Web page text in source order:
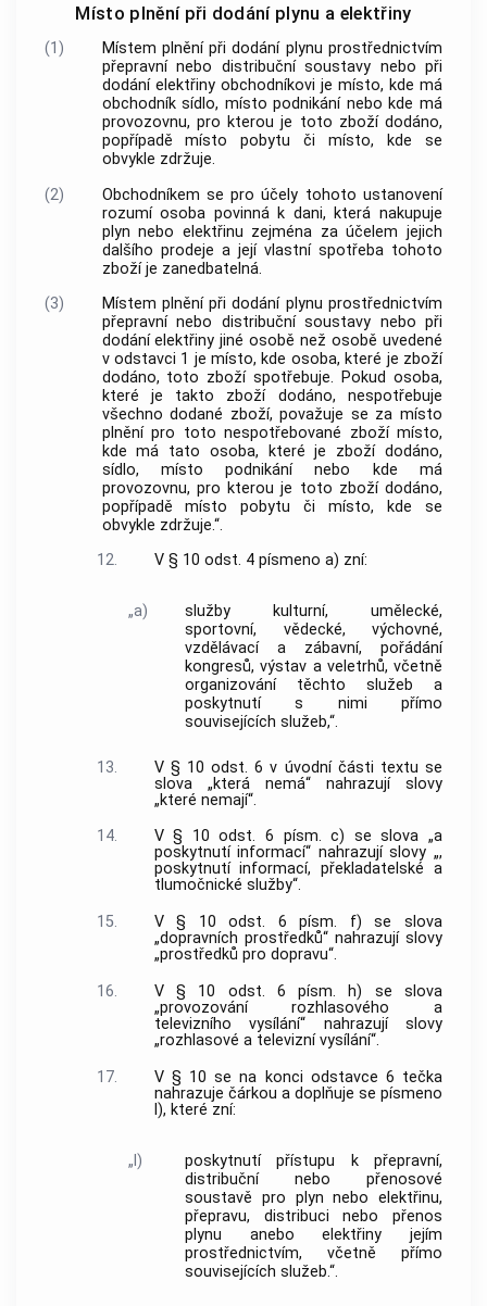
Místo plnění při dodání plynu a elektřiny
(1)
Místem plnění při dodání plynu prostřednictvím
přepravní nebo distribuční soustavy nebo při
dodání elektřiny obchodníkovi je místo, kde má
obchodník sídlo, místo podnikání nebo kde má
provozovnu, pro kterou je toto zboží dodáno,
popřípadě místo pobytu či místo, kde se
obvykle zdržuje.
(2)
Obchodníkem se pro účely tohoto ustanovení
rozumí osoba povinná k dani, která nakupuje
plyn nebo elektřinu zejména za účelem jejich
dalšího prodeje a její vlastní spotřeba tohoto
zboží je zanedbatelná.
(3)
Místem plnění při dodání plynu prostřednictvím
přepravní nebo distribuční soustavy nebo při
dodání elektřiny jiné osobě než osobě uvedené
v odstavci 1 je místo, kde osoba, které je zboží
dodáno, toto zboží spotřebuje. Pokud osoba,
které je takto zboží dodáno, nespotřebuje
všechno dodané zboží, považuje se za místo
plnění pro toto nespotřebované zboží místo,
kde má tato osoba, které je zboží dodáno,
sídlo, místo podnikání nebo kde má
provozovnu, pro kterou je toto zboží dodáno,
popřípadě místo pobytu či místo, kde se
obvykle zdržuje.“.
12.
V § 10 odst. 4 písmeno a) zní:
„a)
služby kulturní, umělecké,
sportovní, vědecké, výchovné,
vzdělávací a zábavní, pořádání
kongresů, výstav a veletrhů, včetně
organizování těchto služeb a
poskytnutí s nimi přímo
souvisejících služeb,“.
13.
V § 10 odst. 6 v úvodní části textu se
slova „která nemá“ nahrazují slovy
„které nemají“.
14.
V § 10 odst. 6 písm. c) se slova „a
poskytnutí informací“ nahrazují slovy „,
poskytnutí informací, překladatelské a
tlumočnické služby“.
15.
V § 10 odst. 6 písm. f) se slova
„dopravních prostředků“ nahrazují slovy
„prostředků pro dopravu“.
16.
V § 10 odst. 6 písm. h) se slova
„provozování rozhlasového a
televizního vysílání“ nahrazují slovy
„rozhlasové a televizní vysílání“.
17.
V § 10 se na konci odstavce 6 tečka
nahrazuje čárkou a doplňuje se písmeno
l), které zní:
„l)
poskytnutí přístupu k přepravní,
distribuční nebo přenosové
soustavě pro plyn nebo elektřinu,
přepravu, distribuci nebo přenos
plynu anebo elektřiny jejím
prostřednictvím, včetně přímo
souvisejících služeb.“.